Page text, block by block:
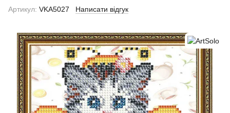
Артикул: VKA5027 Написати відгук